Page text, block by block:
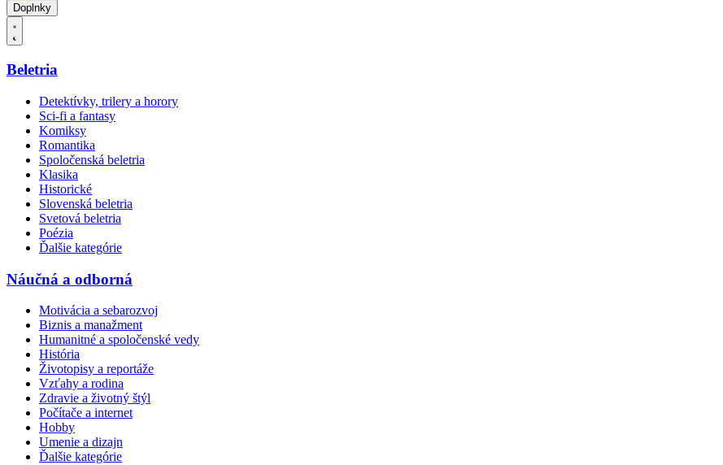
Doplnky
Beletria
Detektívky, trilery a horory
Sci-fi a fantasy
Komiksy
Romantika
Spoločenská beletria
Klasika
Historické
Slovenská beletria
Svetová beletria
Poézia
Ďalšie kategórie
Náučná a odborná
Motivácia a sebarozvoj
Biznis a manažment
Humanitné a spoločenské vedy
História
Životopisy a reportáže
Vzťahy a rodina
Zdravie a životný štýl
Počítače a internet
Hobby
Umenie a dizajn
Ďalšie kategórie